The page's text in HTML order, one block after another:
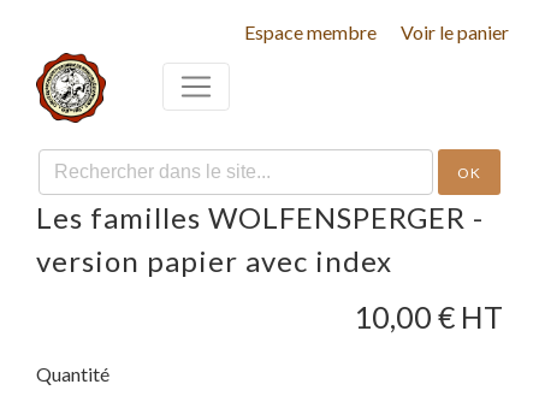
Espace membre Voir le panier
OK
Les familles WOLFENSPERGER -
version papier avec index
10,00 € HT
Quantité